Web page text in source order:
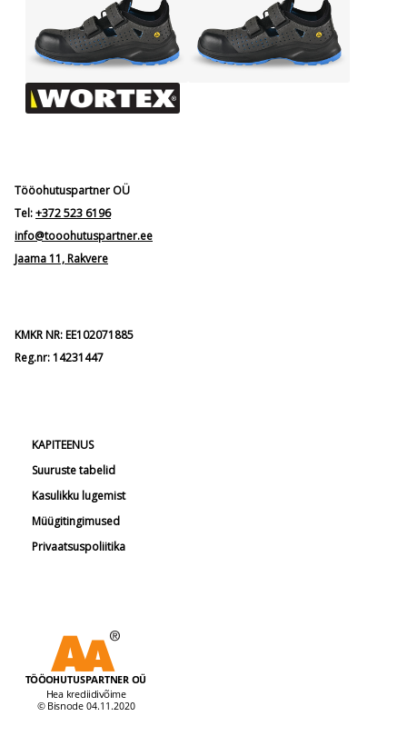
Tööohutuspartner OÜ
Tel:+372 523 6196
info@tooohutuspartner.ee
Jaama 11, Rakvere
KMKR NR: EE102071885
Reg.nr: 14231447
KAPITEENUS
Suuruste tabelid
Kasulikku lugemist
Müügitingimused
Privaatsuspoliitika